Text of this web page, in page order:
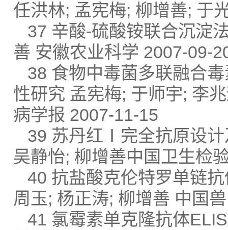
任洪林; 孟宪梅; 柳增善; 于
37 辛酸-硫酸铵联合沉淀
善 安徽农业科学 2007-09-
38 食物中毒菌多联融合
性研究 孟宪梅; 于师宇; 李
病学报 2007-11-15
39 苏丹红Ⅰ完全抗原设计
吴静怡; 柳增善中国卫生检
40 抗盐酸克伦特罗单链
周玉; 杨正涛; 柳增善 中国
41 氯霉素单克隆抗体